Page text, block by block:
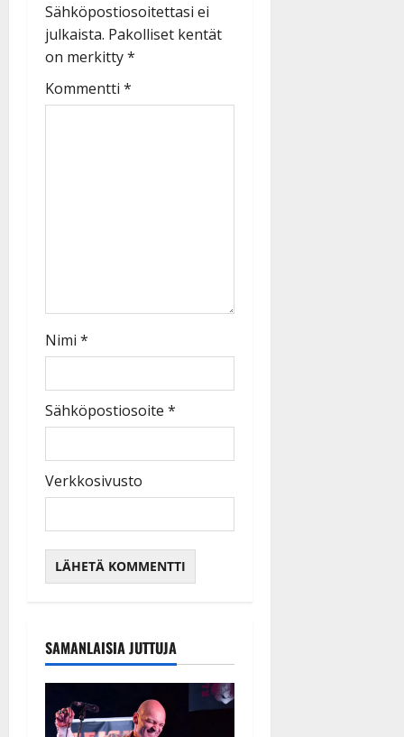
Sähköpostiosoitettasi ei
julkaista. Pakolliset kentät
on merkitty*
Kommentti *
Nimi *
Sähköpostiosoite *
Verkkosivusto
SAMANLAISIA JUTTUJA